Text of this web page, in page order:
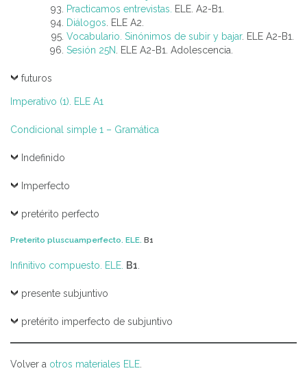
Practicamos entrevistas. ELE. A2-B1.
Diálogos. ELE A2.
Vocabulario. Sinónimos de subir y bajar. ELE A2-B1.
Sesión 25N. ELE A2-B1. Adolescencia.
futuros
Imperativo (1). ELE A1
Condicional simple 1 – Gramática
Indefinido
Imperfecto
pretérito perfecto
Preterito pluscuamperfecto. ELE. B1
Infinitivo compuesto. ELE. B1.
presente subjuntivo
pretérito imperfecto de subjuntivo
Volver a otros materiales ELE.